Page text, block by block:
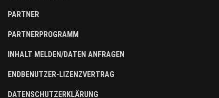
PARTNER
PARTNERPROGRAMM
INHALT MELDEN/DATEN ANFRAGEN
ENDBENUTZER-LIZENZVERTRAG
DATENSCHUTZERKLÄRUNG